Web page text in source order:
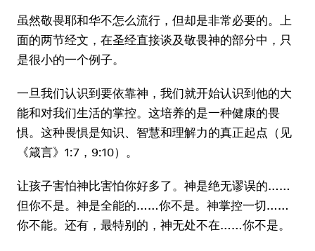
虽然敬畏耶和华不怎么流行，但却是非常必要的。上
面的两节经文，在圣经直接谈及敬畏神的部分中，只
是很小的一个例子。
一旦我们认识到要依靠神，我们就开始认识到他的大
能和对我们生活的掌控。这培养的是一种健康的畏
惧。这种畏惧是知识、智慧和理解力的真正起点（见
《箴言》1:7，9:10）。
让孩子害怕神比害怕你好多了。神是绝无谬误的……
但你不是。神是全能的……你不是。神掌控一切……
你不能。还有，最特别的，神无处不在……你不是。